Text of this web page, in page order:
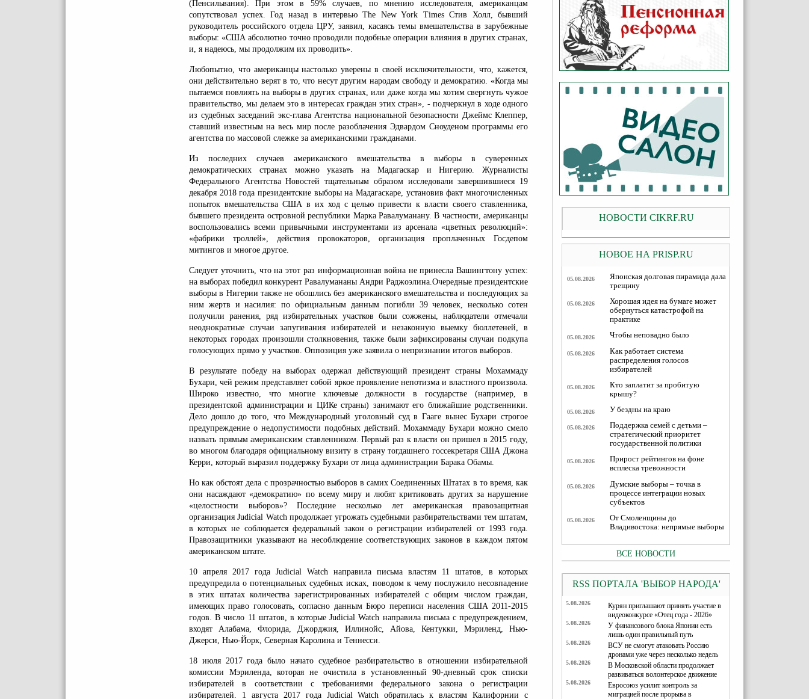
(Пенсильвания). При этом в 59% случаев, по мнению исследователя, американцам
сопутствовал успех. Год назад в интервью The New York Times Стив Холл, бывший
руководитель российского отдела ЦРУ, заявил, касаясь темы вмешательства в зарубежные
выборы: «США абсолютно точно проводили подобные операции влияния в других странах,
и, я надеюсь, мы продолжим их проводить».
Любопытно, что американцы настолько уверены в своей исключительности, что, кажется,
они действительно верят в то, что несут другим народам свободу и демократию. «Когда мы
пытаемся повлиять на выборы в других странах, или даже когда мы хотим свергнуть чужое
правительство, мы делаем это в интересах граждан этих стран», - подчеркнул в ходе одного
из судебных заседаний экс-глава Агентства национальной безопасности Джеймс Клеппер,
ставший известным на весь мир после разоблачения Эдвардом Сноуденом программы его
агентства по массовой слежке за американскими гражданами.
Из последних случаев американского вмешательства в выборы в суверенных
демократических странах можно указать на Мадагаскар и Нигерию. Журналисты
Федерального Агентства Новостей тщательным образом исследовали завершившиеся 19
декабря 2018 года президентские выборы на Мадагаскаре, установив факт многочисленных
попыток вмешательства США в их ход с целью привести к власти своего ставленника,
бывшего президента островной республики Марка Равалуманану. В частности, американцы
воспользовались всеми привычными инструментами из арсенала «цветных революций»:
«фабрики троллей», действия провокаторов, организация проплаченных Госдепом
митингов и многое другое.
Следует уточнить, что на этот раз информационная война не принесла Вашингтону успех:
на выборах победил конкурент Равалумананы Андри Раджоэлина.Очередные президентские
выборы в Нигерии также не обошлись без американского вмешательства и последующих за
ним жертв и насилия: по официальным данным погибли 39 человек, несколько сотен
получили ранения, ряд избирательных участков были сожжены, наблюдатели отмечали
неоднократные случаи запугивания избирателей и незаконную выемку бюллетеней, в
некоторых городах произошли столкновения, также были зафиксированы случаи подкупа
голосующих прямо у участков. Оппозиция уже заявила о непризнании итогов выборов.
В результате победу на выборах одержал действующий президент страны Мохаммаду
Бухари, чей режим представляет собой яркое проявление непотизма и властного произвола.
Широко известно, что многие ключевые должности в государстве (например, в
президентской администрации и ЦИКе страны) занимают его ближайшие родственники.
Дело дошло до того, что Международный уголовный суд в Гааге вынес Бухари строгое
предупреждение о недопустимости подобных действий. Мохаммаду Бухари можно смело
назвать прямым американским ставленником. Первый раз к власти он пришел в 2015 году,
во многом благодаря официальному визиту в страну тогдашнего госсекретаря США Джона
Керри, который выразил поддержку Бухари от лица администрации Барака Обамы.
Но как обстоят дела с прозрачностью выборов в самих Соединенных Штатах в то время, как
они насаждают «демократию» по всему миру и любят критиковать других за нарушение
«целостности выборов»? Последние несколько лет американская правозащитная
организация Judicial Watch продолжает угрожать судебными разбирательствами тем штатам,
в которых не соблюдается федеральный закон о регистрации избирателей от 1993 года.
Правозащитники указывают на несоблюдение соответствующих законов в каждом пятом
американском штате.
10 апреля 2017 года Judicial Watch направила письма властям 11 штатов, в которых
предупредила о потенциальных судебных исках, поводом к чему послужило несовпадение
в этих штатах количества зарегистрированных избирателей с общим числом граждан,
имеющих право голосовать, согласно данным Бюро переписи населения США 2011-2015
годов. В число 11 штатов, в которые Judicial Watch направила письма с предупреждением,
входят Алабама, Флорида, Джорджия, Иллинойс, Айова, Кентукки, Мэриленд, Нью-
Джерси, Нью-Йорк, Северная Каролина и Теннесси.
18 июля 2017 года было начато судебное разбирательство в отношении избирательной
комиссии Мэриленда, которая не очистила в установленный 90-дневный срок списки
избирателей в соответствии с требованиями федерального закона о регистрации
избирателей. 1 августа 2017 года Judicial Watch обратилась к властям Калифорнии с
НОВОСТИ CIKRF.RU
НОВОЕ НА PRISP.RU
05.08.2026
Японская долговая пирамида дала
трещину
05.08.2026
Хорошая идея на бумаге может
обернуться катастрофой на
практике
05.08.2026 Чтобы неповадно было
05.08.2026
Как работает система
распределения голосов
избирателей
05.08.2026
Кто заплатит за пробитую
крышу?
05.08.2026 У бездны на краю
05.08.2026
Поддержка семей с детьми –
стратегический приоритет
государственной политики
05.08.2026
Прирост рейтингов на фоне
всплеска тревожности
05.08.2026
Думские выборы – точка в
процессе интеграции новых
субъектов
05.08.2026
От Смоленщины до
Владивостока: непрямые выборы
ВСЕ НОВОСТИ
RSS ПОРТАЛА 'ВЫБОР НАРОДА'
5.08.2026
Курян приглашают принять участие в
видеоконкурсе «Отец года - 2026»
5.08.2026
У финансового блока Японии есть
лишь один правильный путь
5.08.2026
ВСУ не смогут атаковать Россию
дронами уже через несколько недель
5.08.2026
В Московской области продолжает
развиваться волонтерское движение
5.08.2026
Евросоюз усилит контроль за
миграцией после прорыва в